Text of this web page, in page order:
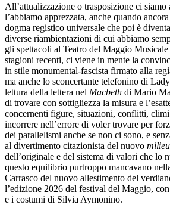
All’attualizzazione o trasposizione ci siamo
l’abbiamo apprezzata, anche quando
dogma registico universale che poi è
diverse riambientazioni di cui abbiamo
gli spettacoli al Teatro del Maggio
stagioni recenti, ci viene in mente la
in stile monumental-fascista firmato alla
ma anche lo sconcertante telefonino di
lettura della lettera nel Macbeth di Mario
di trovare con sottigliezza la misura e
concernenti figure, situazioni, conflitti,
incorrere nell’errore di voler trovare per
dei parallelismi anche se non ci sono, e
al divertimento citazionista del nuovo milieu
dell’originale e del sistema di valori che lo
questo equilibrio purtroppo mancavano
Carrasco del nuovo allestimento del
l’edizione 2026 del festival del Maggio,
e i costumi di Silvia Aymonino.